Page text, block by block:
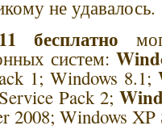
не удавалось.
бесплатно
систем:
1; Windows 8.1;
Pack 2;
2008; Windows